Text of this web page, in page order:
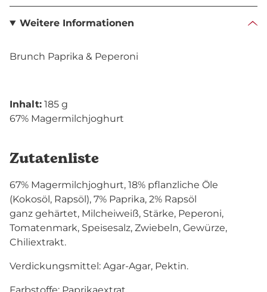
Weitere Informationen
Brunch Paprika & Peperoni
Inhalt: 185 g
67% Magermilchjoghurt
Zutatenliste
67% Magermilchjoghurt, 18% pflanzliche Öle
(Kokosöl, Rapsöl), 7% Paprika, 2% Rapsöl
ganz gehärtet, Milcheiweiß, Stärke, Peperoni,
Tomatenmark, Speisesalz, Zwiebeln, Gewürze,
Chiliextrakt.
Verdickungsmittel: Agar-Agar, Pektin.